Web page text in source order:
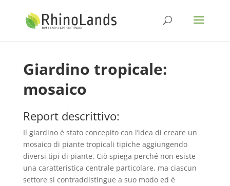
Giardino tropicale:
mosaico
Report descrittivo:
Il giardino è stato concepito con l’idea di creare un
mosaico di piante tropicali tipiche aggiungendo
diversi tipi di piante. Ciò spiega perché non esiste
una caratteristica centrale particolare, ma ciascun
settore si contraddistingue a suo modo ed è